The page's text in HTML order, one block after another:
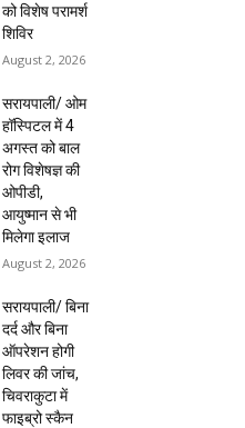
को विशेष परामर्श
शिविर
August 2, 2026
सरायपाली/ ओम
हॉस्पिटल में 4
अगस्त को बाल
रोग विशेषज्ञ की
ओपीडी,
आयुष्मान से भी
मिलेगा इलाज
August 2, 2026
सरायपाली/ बिना
दर्द और बिना
ऑपरेशन होगी
लिवर की जांच,
चिवराकुटा में
फाइब्रो स्कैन